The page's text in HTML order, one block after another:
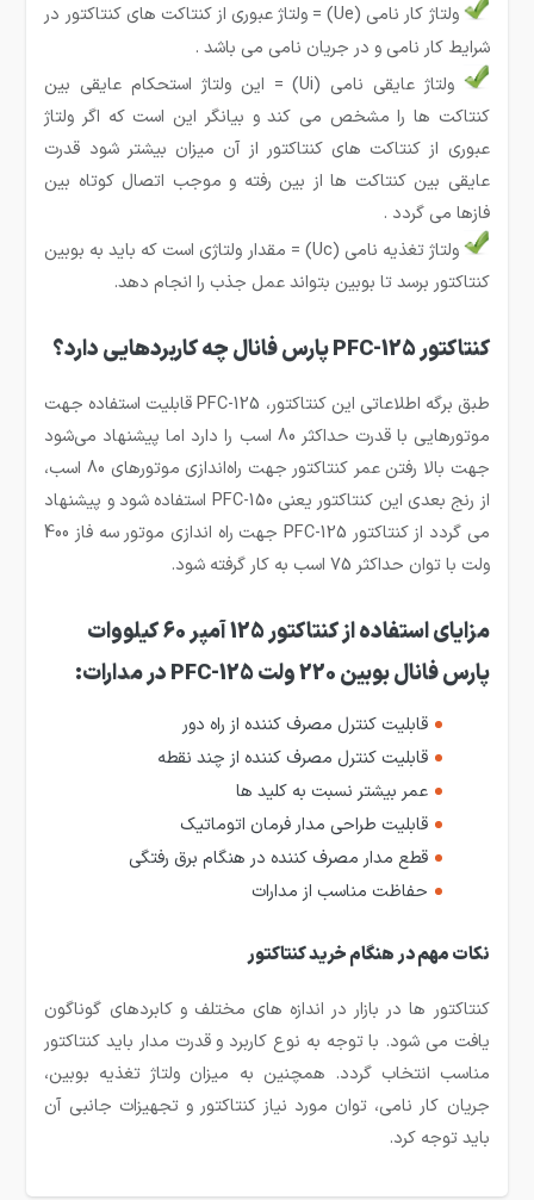
ولتاژ کار نامی (Ue) = ولتاژ عبوری از کنتاکت های کنتاکتور در
شرایط کار نامی و در جریان نامی می باشد .
ولتاژ عایقی نامی (Ui) = این ولتاژ استحکام عایقی بین
کنتاکت ها را مشخص می کند و بیانگر این است که اگر ولتاژ
عبوری از کنتاکت های کنتاکتور از آن میزان بیشتر شود قدرت
عایقی بین کنتاکت ها از بین رفته و موجب اتصال کوتاه بین
فازها می گردد .
ولتاژ تغذیه نامی (Uc) = مقدار ولتاژی است که باید به بوبین
کنتاکتور برسد تا بوبین بتواند عمل جذب را انجام دهد.
کنتاکتور PFC-125 پارس فانال چه کاربردهایی دارد؟
طبق برگه اطلاعاتی این کنتاکتور، PFC-125 قابلیت استفاده جهت
موتورهایی با قدرت حداکثر 80 اسب را دارد اما پیشنهاد می‌شود
جهت بالا رفتن عمر کنتاکتور جهت راه‌اندازی موتورهای 80 اسب،
از رنج بعدی این کنتاکتور یعنی PFC-150 استفاده شود و پیشنهاد
می گردد از کنتاکتور PFC-125 جهت راه اندازی موتور سه فاز 400
ولت با توان حداکثر 75 اسب به کار گرفته شود.
مزایای استفاده از کنتاکتور 125 آمپر 60 کیلووات
پارس فانال بوبین 220 ولت PFC-125 در مدارات:
قابلیت کنترل مصرف کننده از راه دور
قابلیت کنترل مصرف کننده از چند نقطه
عمر بیشتر نسبت به کلید ها
قابلیت طراحی مدار فرمان اتوماتیک
قطع مدار مصرف کننده در هنگام برق رفتگی
حفاظت مناسب از مدارات
نکات مهم در هنگام خرید کنتاکتور
کنتاکتور ها در بازار در اندازه های مختلف و کابردهای گوناگون
یافت می شود. با توجه به نوع کاربرد و قدرت مدار باید کنتاکتور
مناسب انتخاب گردد. همچنین به میزان ولتاژ تغذیه بوبین،
جریان کار نامی، توان مورد نیاز کنتاکتور و تجهیزات جانبی آن
باید توجه کرد.